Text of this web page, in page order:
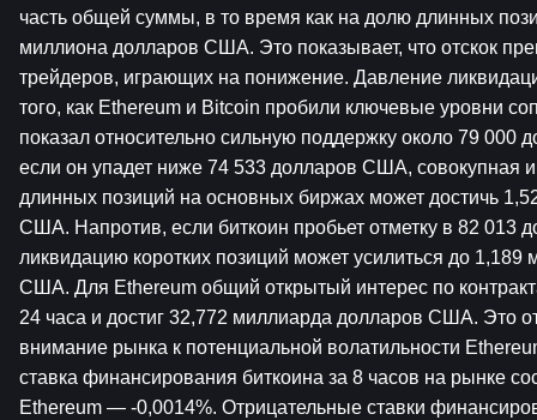
часть общей суммы, в то время как на долю длинных
миллиона долларов США. Это показывает, что отскок
трейдеров, играющих на понижение. Давление
того, как Ethereum и Bitcoin пробили ключевые уровни
показал относительно сильную поддержку около 79
если он упадет ниже 74 533 долларов США, совокупная
длинных позиций на основных биржах может достичь
США. Напротив, если биткоин пробьет отметку в 82 013
ликвидацию коротких позиций может усилиться до 1,189
США. Для Ethereum общий открытый интерес по
24 часа и достиг 32,772 миллиарда долларов США. Это
внимание рынка к потенциальной волатильности
ставка финансирования биткоина за 8 часов на рынке
Ethereum — -0,0014%. Отрицательные ставки